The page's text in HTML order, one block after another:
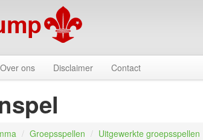
Over ons Disclaimer Contact
/ Groepsspellen / Uitgewerkte groepsspellen